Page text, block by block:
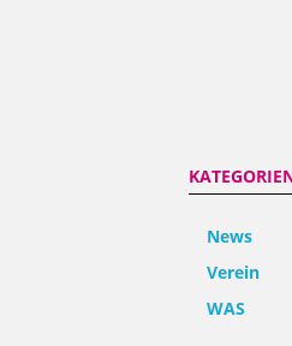
News
Verein
WAS